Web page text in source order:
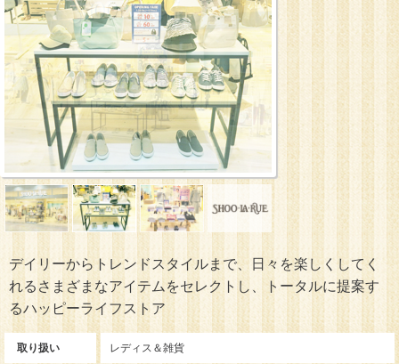
デイリーからトレンドスタイルまで、日々を楽しくしてく
れるさまざまなアイテムをセレクトし、トータルに提案す
るハッピーライフストア
取り扱い レディス＆雑貨